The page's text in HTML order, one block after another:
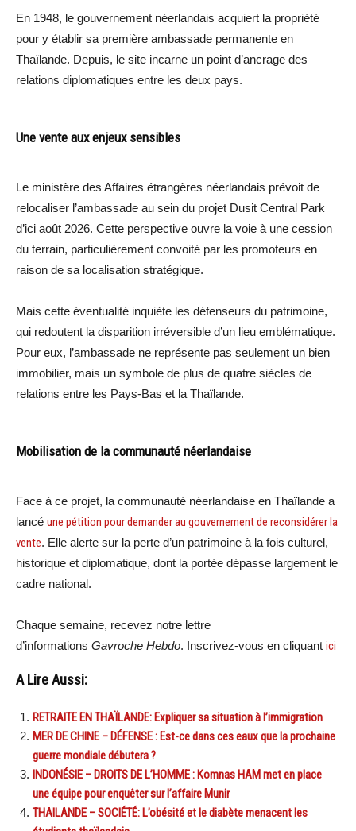
En 1948, le gouvernement néerlandais acquiert la propriété
pour y établir sa première ambassade permanente en
Thaïlande. Depuis, le site incarne un point d’ancrage des
relations diplomatiques entre les deux pays.
Une vente aux enjeux sensibles
Le ministère des Affaires étrangères néerlandais prévoit de
relocaliser l’ambassade au sein du projet Dusit Central Park
d’ici août 2026. Cette perspective ouvre la voie à une cession
du terrain, particulièrement convoité par les promoteurs en
raison de sa localisation stratégique.
Mais cette éventualité inquiète les défenseurs du patrimoine,
qui redoutent la disparition irréversible d’un lieu emblématique.
Pour eux, l’ambassade ne représente pas seulement un bien
immobilier, mais un symbole de plus de quatre siècles de
relations entre les Pays-Bas et la Thaïlande.
Mobilisation de la communauté néerlandaise
Face à ce projet, la communauté néerlandaise en Thaïlande a
lancé une pétition pour demander au gouvernement de reconsidérer la
vente. Elle alerte sur la perte d’un patrimoine à la fois culturel,
historique et diplomatique, dont la portée dépasse largement le
cadre national.
Chaque semaine, recevez notre lettre
d’informations Gavroche Hebdo. Inscrivez-vous en cliquant ici
A Lire Aussi:
RETRAITE EN THAÏLANDE: Expliquer sa situation à l’immigration
MER DE CHINE – DÉFENSE : Est-ce dans ces eaux que la prochaine
guerre mondiale débutera ?
INDONÉSIE – DROITS DE L’HOMME : Komnas HAM met en place
une équipe pour enquêter sur l’affaire Munir
THAILANDE – SOCIÉTÉ: L’obésité et le diabète menacent les